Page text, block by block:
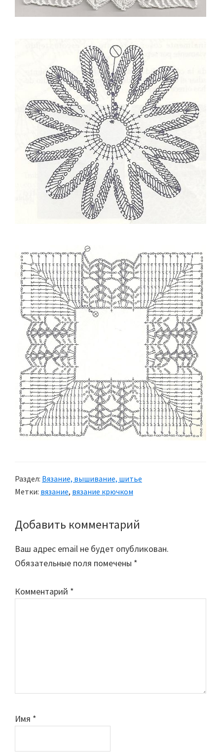
Раздел: Вязание, вышивание, шитье
Метки: вязание, вязание крючком
Reader
Interactions
Добавить комментарий
Ваш адрес email не будет опубликован.
Обязательные поля помечены *
Комментарий *
Имя *